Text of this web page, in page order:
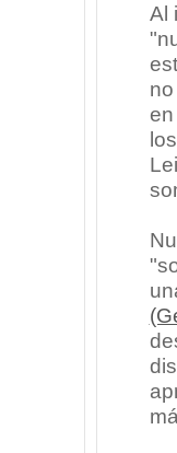
Al